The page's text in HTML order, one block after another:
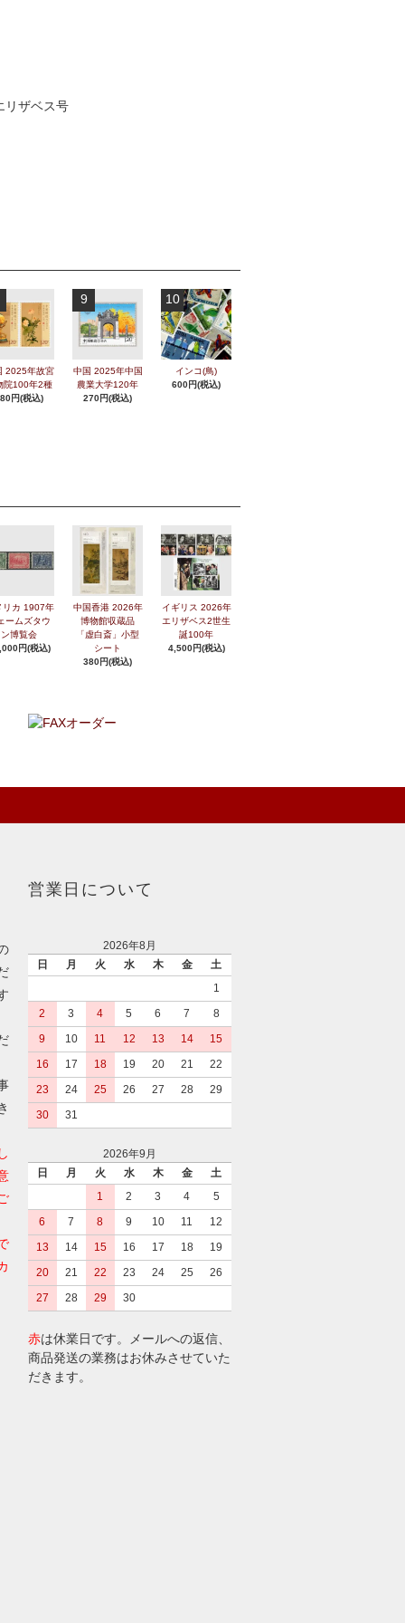
リザベス号
2025年故宮
院100年2種
円(税込)
9
中国 2025年中国
農業大学120年
270円(税込)
10
インコ(鳥)
600円(税込)
リカ 1907年
ームズタウ
ン博覧会
円(税込)
中国香港 2026年
博物館収蔵品
「虚白斎」小型
シート
380円(税込)
イギリス 2026年
エリザベス2世生
誕100年
4,500円(税込)
営業日について
2026年8月
日
月 火 水 木 金
土
1
2
3 4 5 6 7
8
9
10 11 12 13 14
15
16
17 18 19 20 21
22
23
24 25 26 27 28
29
30
31
2026年9月
日
月 火 水 木 金
土
1
2 3 4
5
6
7 8 9 10 11
12
13
14 15 16 17 18
19
20
21 22 23 24 25
26
27
28 29 30
赤は休業日です。メールへの返信、
商品発送の業務はお休みさせていた
だきます。